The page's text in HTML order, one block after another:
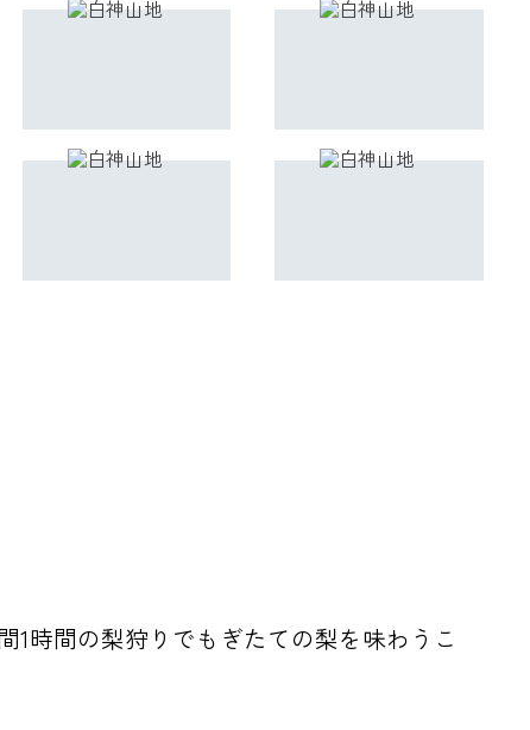
1時間の梨狩りでもぎたての梨を味わうこ